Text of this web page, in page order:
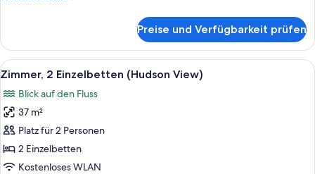
Parkblick
Park
View,
Premier-
Parkblick
Preise und Verfügbarkeit prüfen
Alle
Fotos
für
Zimmer,
2 Einzelbetten
(Hudson
View)
Ein Hotelzimmer mit zwei Betten,
9
Zimmer, 2 Einzelbetten (Hudson View)
Blick auf den Fluss
37 m²
Platz für 2 Personen
2 Einzelbetten
Kostenloses WLAN